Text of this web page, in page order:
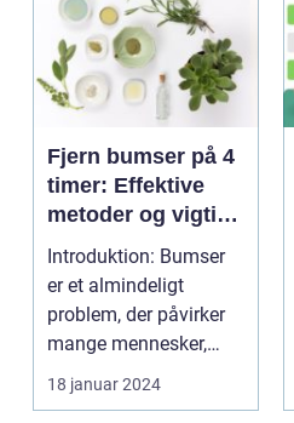
Fjern bumser på 4
timer: Effektive
metoder og vigtige
oplysninger
Introduktion: Bumser
er et almindeligt
problem, der påvirker
mange mennesker,
især dem i skønheds-
o...
18 januar 2024